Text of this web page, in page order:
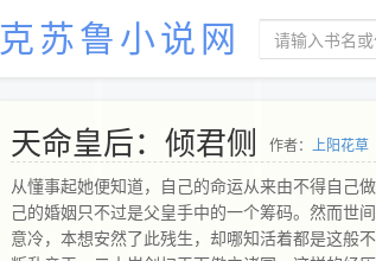
克苏鲁小说网
天命皇后：倾君侧 作者： 上阳花草
从懂事起她便知道，自己的命运从来由不得自己
己的婚姻只不过是父皇手中的一个筹码。然而世
意冷，本想安然了此残生，却哪知活着都是这般